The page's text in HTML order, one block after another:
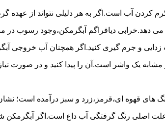
کردن آب است.اگر به هر دلیلی نتواند از عهده
دهد.خرابی دیافراگم آبگرمکن،وجود رسوب
و جرم گیری کنید.اگر همچنان آب خروجی
یک واشر است.آن را پیدا کنید و در صورت
رنگ های قهوه ای،قرمز،زرد و سبز درآمده
اصلی رنگ گرفتگی آب داغ است.اگر آبگرمکن